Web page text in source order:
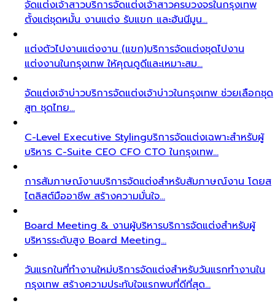
จัดแต่งเจ้าสาวบริการจัดแต่งเจ้าสาวครบวงจรในกรุงเทพ
ตั้งแต่ชุดหมั้น งานแต่ง รับแขก และฮันนีมูน…
แต่งตัวไปงานแต่งงาน (แขก)บริการจัดแต่งชุดไปงาน
แต่งงานในกรุงเทพ ให้คุณดูดีและเหมาะสม…
จัดแต่งเจ้าบ่าวบริการจัดแต่งเจ้าบ่าวในกรุงเทพ ช่วยเลือกชุด
สูท ชุดไทย…
C-Level Executive Stylingบริการจัดแต่งเฉพาะสำหรับผู้
บริหาร C-Suite CEO CFO CTO ในกรุงเทพ…
การสัมภาษณ์งานบริการจัดแต่งสำหรับสัมภาษณ์งาน โดยส
ไตลิสต์มืออาชีพ สร้างความมั่นใจ…
Board Meeting & งานผู้บริหารบริการจัดแต่งสำหรับผู้
บริหารระดับสูง Board Meeting…
วันแรกในที่ทำงานใหม่บริการจัดแต่งสำหรับวันแรกทำงานใน
กรุงเทพ สร้างความประทับใจแรกพบที่ดีที่สุด…